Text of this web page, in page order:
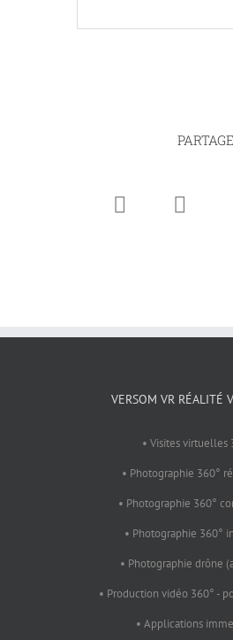
VERSOM VR RÉALITÉ
• Visites virtuelles
• Photographie 360°
• Photographie 360°
• Photographie 360°
• Photographie drône
• Production vidéo 360° -
• Applications